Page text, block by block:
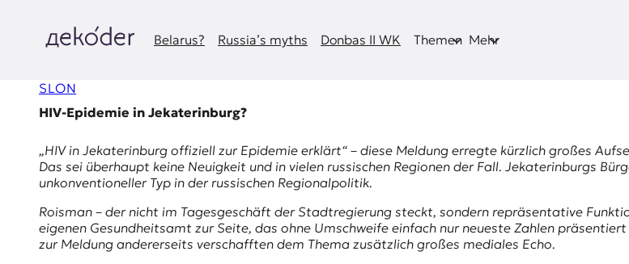
springen
Belarus? Russia’s myths Donbas II WK Themen Mehr
SLON
HIV-Epidemie in Jekaterinburg?
„HIV in Jekaterinburg offiziell zur Epidemie erklärt“ – diese Meldung erregte kürzlich großes
Das sei überhaupt keine Neuigkeit und in vielen russischen Regionen der Fall. Jekaterinburgs
unkonventioneller Typ in der russischen Regionalpolitik.
Roisman – der nicht im Tagesgeschäft der Stadtregierung steckt, sondern repräsentative
eigenen Gesundheitsamt zur Seite, das ohne Umschweife einfach nur neueste Zahlen
zur Meldung andererseits verschafften dem Thema zusätzlich großes mediales Echo.